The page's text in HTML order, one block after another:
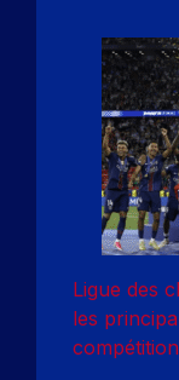
Ligue des
les